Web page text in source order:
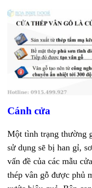
Cánh cửa
Một tình trạng thường
sử dụng sẽ bị han gỉ,
vấn đề của các mẫu
thép vân gỗ được phủ